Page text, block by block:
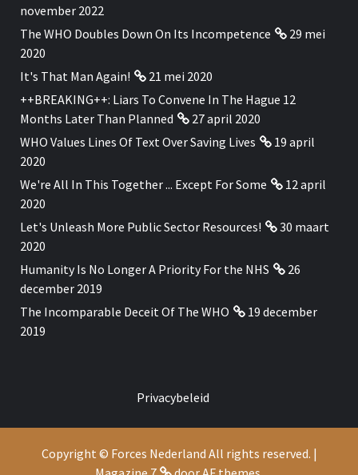
november 2022
The WHO Doubles Down On Its Incompetence
29 mei
2020
It's That Man Again!
21 mei 2020
++BREAKING++: Liars To Convene In The Hague 12
Months Later Than Planned
27 april 2020
WHO Values Lines Of Text Over Saving Lives
19 april
2020
We're All In This Together ... Except For Some
12 april
2020
Let's Unleash More Public Sector Resources!
30 maart
2020
Humanity Is No Longer A Priority For the NHS
26
december 2019
The Incomparable Deceit Of The WHO
19 december
2019
Privacybeleid
Copyright © Forces Nederland All rights reserved. |